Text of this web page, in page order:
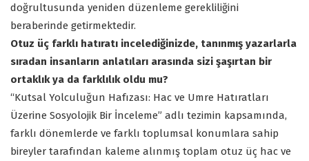
doğrultusunda yeniden düzenleme gerekliliğini
beraberinde getirmektedir.
Otuz üç farklı hatıratı incelediğinizde, tanınmış yazarlarla
sıradan insanların anlatıları arasında sizi şaşırtan bir
ortaklık ya da farklılık oldu mu?
“Kutsal Yolculuğun Hafızası: Hac ve Umre Hatıratları
Üzerine Sosyolojik Bir İnceleme” adlı tezimin kapsamında,
farklı dönemlerde ve farklı toplumsal konumlara sahip
bireyler tarafından kaleme alınmış toplam otuz üç hac ve